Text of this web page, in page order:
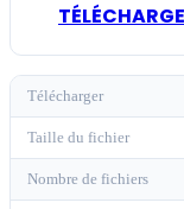
Télécharger
Taille du fichier
Nombre de fichiers